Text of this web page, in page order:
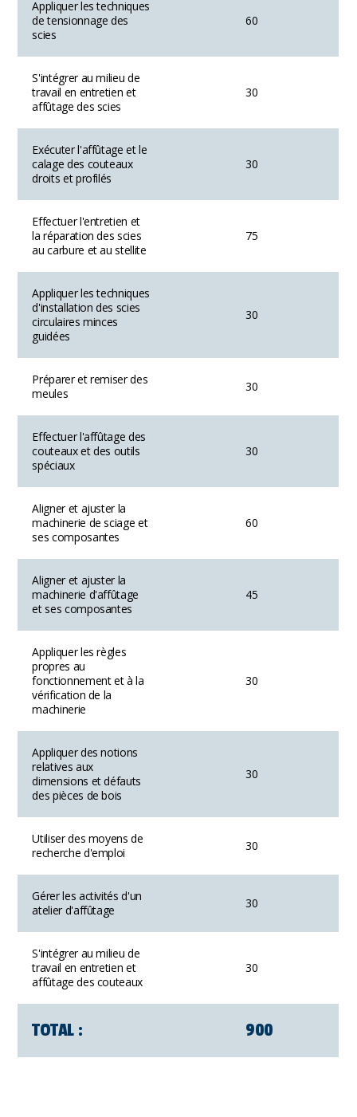
Appliquer les techniques
de tensionnage des
scies
60
S'intégrer au milieu de
travail en entretien et
affûtage des scies
30
Exécuter l'affûtage et le
calage des couteaux
droits et profilés
30
Effectuer l'entretien et
la réparation des scies
au carbure et au stellite
75
Appliquer les techniques
d'installation des scies
circulaires minces
guidées
30
Préparer et remiser des
meules
30
Effectuer l'affûtage des
couteaux et des outils
spéciaux
30
Aligner et ajuster la
machinerie de sciage et
ses composantes
60
Aligner et ajuster la
machinerie d'affûtage
et ses composantes
45
Appliquer les règles
propres au
fonctionnement et à la
vérification de la
machinerie
30
Appliquer des notions
relatives aux
dimensions et défauts
des pièces de bois
30
Utiliser des moyens de
recherche d'emploi
30
Gérer les activités d'un
atelier d'affûtage
30
S'intégrer au milieu de
travail en entretien et
affûtage des couteaux
30
TOTAL : 900